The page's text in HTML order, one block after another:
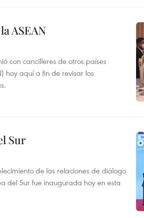
ASEAN
con cancilleres de otros países
hoy aquí a fin de revisar los
Sur
de las relaciones de diálogo
del Sur fue inaugurada hoy en esta